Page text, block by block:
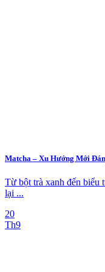
Matcha – Xu Hướng Mới
Từ bột trà xanh đến biểu
lại ...
20
Th9